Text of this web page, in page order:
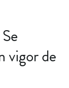
vigor de